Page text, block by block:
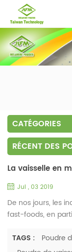
CATÉGORIES
RÉCENT DES
La vaisselle en
Jul , 03 2019
De nos jours, les
fast-foods, en
vaisselle. La
dans ces
TAGS :
Poudre